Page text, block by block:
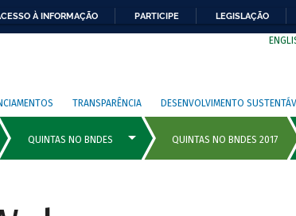
À INFORMAÇÃO PARTICIPE LEGISLAÇÃO
TRANSPARÊNCIA DESENVOLVIMENTO